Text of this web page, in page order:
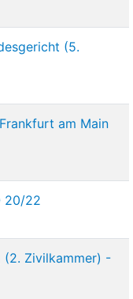
(5.
am Main
20/22
Zivilkammer) -